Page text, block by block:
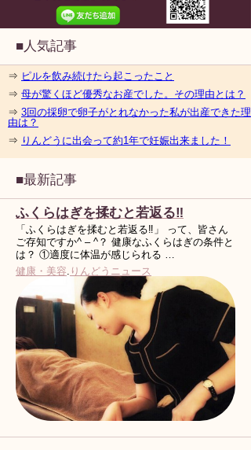
■人気記事
⇒ ピルを飲み続けたら起こったこと
⇒ 母が驚くほど優秀なお産でした。その理由とは？
⇒ 3回の採卵で卵子がとれなかった私が出産できた理
由は？
⇒ りんどうに出会って約1年で妊娠出来ました！
■最新記事
ふくらはぎを揉むと若返る‼︎
「ふくらはぎを揉むと若返る‼︎」 って、皆さん
ご存知ですか^ – ^？ 健康なふくらはぎの条件と
は？ ①適度に体温が感じられる …
健康・美容. りんどうニュース